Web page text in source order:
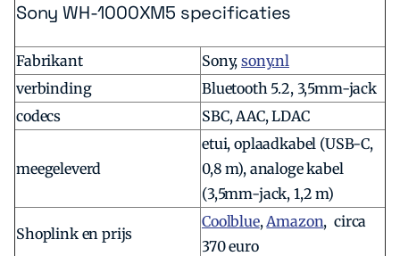
Sony WH-1000XM5 specificaties
Fabrikant Sony,sony.nl
verbinding
Bluetooth 5.2, 3,5mm-jack
codecs
SBC, AAC, LDAC
meegeleverd
etui, oplaadkabel (USB-C,
0,8 m), analoge kabel
(3,5mm-jack, 1,2 m)
Shoplink en prijs
Coolblue, Amazon, circa
370 euro